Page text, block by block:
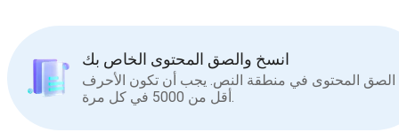
انسخ والصق المحتوى الخاص بك
الصق المحتوى في منطقة النص. يجب أن تكون الأحرف
أقل من 5000 في كل مرة.